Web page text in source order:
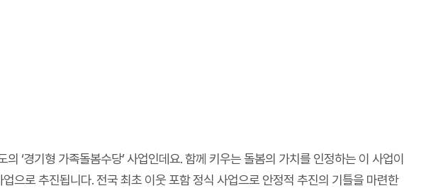
‘경기형 가족돌봄수당’ 사업인데요. 함께 키우는 돌봄의 가치를 인정하는 이 사업이
으로 추진됩니다. 전국 최초 이웃 포함 정식 사업으로 안정적 추진의 기틀을 마련한